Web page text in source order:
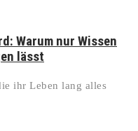
Warum nur Wissen
lässt
ihr Leben lang alles